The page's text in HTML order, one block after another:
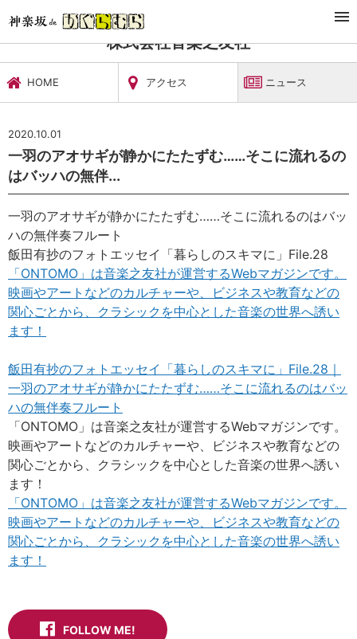
文化施設・ギャラリー
株式会社音楽之友社
HOME アクセス ニュース
2020.10.01
一羽のアオサギが静かにたたずむ……そこに流れるの
はバッハの無伴...
一羽のアオサギが静かにたたずむ……そこに流れるのはバッ
ハの無伴奏フルート
飯田有抄のフォトエッセイ「暮らしのスキマに」File.28
「ONTOMO」は音楽之友社が運営するWebマガジンです。
映画やアートなどのカルチャーや、ビジネスや教育などの
関心ごとから、クラシックを中心とした音楽の世界へ誘い
ます！
飯田有抄のフォトエッセイ「暮らしのスキマに」File.28｜
一羽のアオサギが静かにたたずむ……そこに流れるのはバッ
ハの無伴奏フルート
「ONTOMO」は音楽之友社が運営するWebマガジンです。
映画やアートなどのカルチャーや、ビジネスや教育などの
関心ごとから、クラシックを中心とした音楽の世界へ誘い
ます！
「ONTOMO」は音楽之友社が運営するWebマガジンです。
映画やアートなどのカルチャーや、ビジネスや教育などの
関心ごとから、クラシックを中心とした音楽の世界へ誘い
ます！
FOLLOW ME!